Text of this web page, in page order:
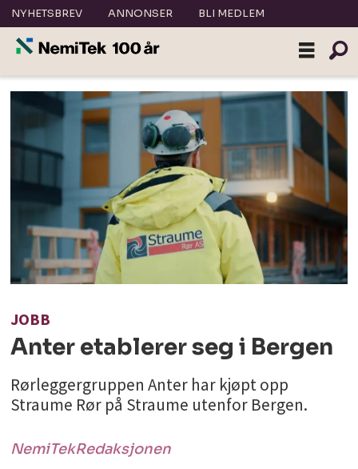
NYHETSBREV ANNONSER BLI MEDLEM
JOBB
Anter etablerer seg i Bergen
Rørleggergruppen Anter har kjøpt opp
Straume Rør på Straume utenfor Bergen.
NemiTekRedaksjonen